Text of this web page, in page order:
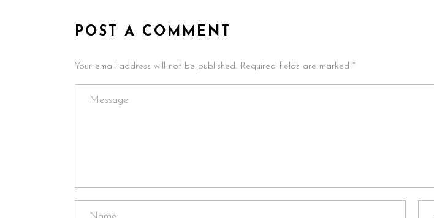
POST A COMMENT
Your email address will not be published. Required fields are marked *